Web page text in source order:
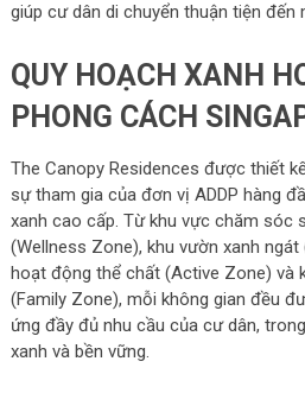
giúp cư dân di chuyển thuận tiện
QUY HOẠCH XANH
PHONG CÁCH
The Canopy Residences được thiết
sự tham gia của đơn vị ADDP hàng
xanh cao cấp. Từ khu vực chăm sóc
(Wellness Zone), khu vườn xanh
hoạt động thể chất (Active Zone) và
(Family Zone), mỗi không gian đều
ứng đầy đủ nhu cầu của cư dân,
xanh và bền vững.